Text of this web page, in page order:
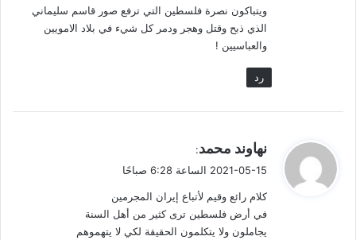
لمن يدفع ليس من أجل المقاومة والممانعة بل من أجل ملء
التي باتت أداة إيرانية وخنجراً في ظهر العرب تخوض اليوم حرباً
جدوى منها – وسترون – سوى الخراب، والخاسر الأكبر هو الجمهور
الفلسطيني، كالتي يقوم بها بعض الذين يهاجمون الشرطة في
القدس واذا ما ألقت الشرطة القبض عليهم تراهم يبحثون عن الكامرا
المهيأة مسبقاً لتأخذ اللقطة المخطط لها بعناية مع ابتسامة صفراء
تخفي السم خلفها لتبثه في عقول العرب كي تهيج مشاعرهم وتغيب
ويتباكون نصرة فلسطين التي ترفع صور قاسم سليماني
الذي ذبح وقتل وهجر ودمر كل شيء في بلاد الامويين
والعباسيين !
رد
ي
ل
نهاوند محمد:
2021-05-15 الساعة 6:28 صباحًا
كلام رائع وقيم لأتباع إيران المجرمين
في أرض فلسطين ترى كثير من أهل السنة
يجاملون ولا يتكلمون الحقيقة لكي لا يتهموهم